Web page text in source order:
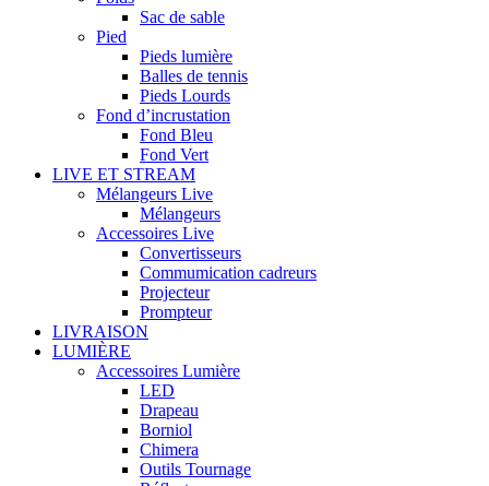
Sac de sable
Pied
Pieds lumière
Balles de tennis
Pieds Lourds
Fond d’incrustation
Fond Bleu
Fond Vert
LIVE ET STREAM
Mélangeurs Live
Mélangeurs
Accessoires Live
Convertisseurs
Commumication cadreurs
Projecteur
Prompteur
LIVRAISON
LUMIÈRE
Accessoires Lumière
LED
Drapeau
Borniol
Chimera
Outils Tournage